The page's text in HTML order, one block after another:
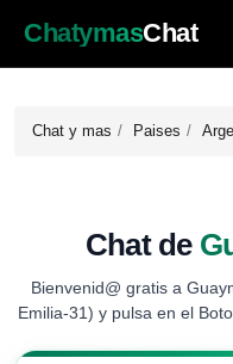
ChatymasChat
Chat y mas Paises
Chat de
Bienvenid@ gratis a
Emilia-31) y pulsa en el